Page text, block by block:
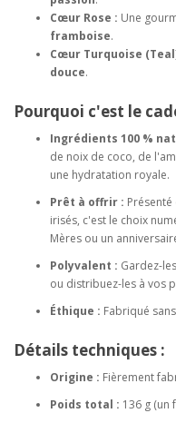
Cœur Rose : Une
framboise.
Cœur Turquoise
douce.
Pourquoi c'est le
Ingrédients 100 %
de noix de coco, de
une hydratation royale.
Prêt à offrir :
irisés, c'est le choix
Mères ou un
Polyvalent : Gardez-
ou distribuez-les à vos
Éthique : Fabriqué
Détails techniques :
Origine : Fièrement
Poids total : 136 g (un